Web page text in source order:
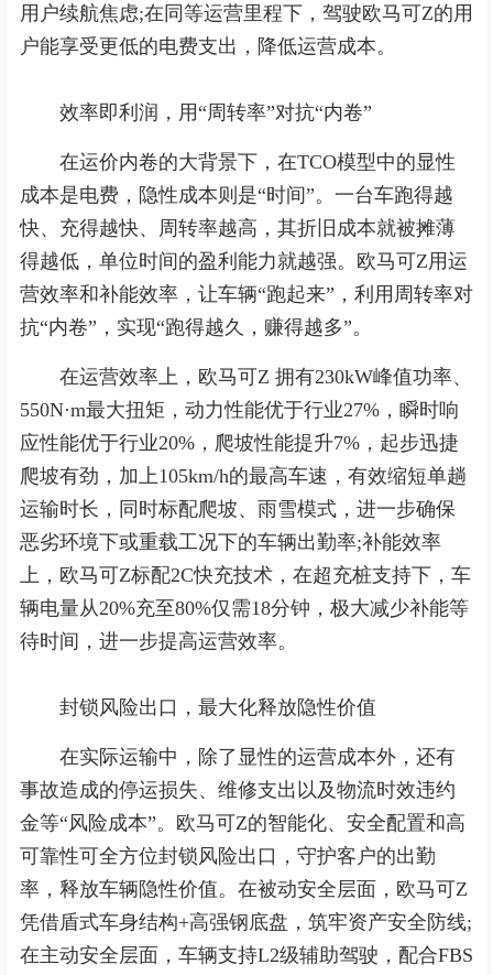
用户续航焦虑;在同等运营里程下，驾驶欧马可Z的用
户能享受更低的电费支出，降低运营成本。
效率即利润，用“周转率”对抗“内卷”
在运价内卷的大背景下，在TCO模型中的显性
成本是电费，隐性成本则是“时间”。一台车跑得越
快、充得越快、周转率越高，其折旧成本就被摊薄
得越低，单位时间的盈利能力就越强。欧马可Z用运
营效率和补能效率，让车辆“跑起来”，利用周转率对
抗“内卷”，实现“跑得越久，赚得越多”。
在运营效率上，欧马可Z 拥有230kW峰值功率、
550N·m最大扭矩，动力性能优于行业27%，瞬时响
应性能优于行业20%，爬坡性能提升7%，起步迅捷
爬坡有劲，加上105km/h的最高车速，有效缩短单趟
运输时长，同时标配爬坡、雨雪模式，进一步确保
恶劣环境下或重载工况下的车辆出勤率;补能效率
上，欧马可Z标配2C快充技术，在超充桩支持下，车
辆电量从20%充至80%仅需18分钟，极大减少补能等
待时间，进一步提高运营效率。
封锁风险出口，最大化释放隐性价值
在实际运输中，除了显性的运营成本外，还有
事故造成的停运损失、维修支出以及物流时效违约
金等“风险成本”。欧马可Z的智能化、安全配置和高
可靠性可全方位封锁风险出口，守护客户的出勤
率，释放车辆隐性价值。在被动安全层面，欧马可Z
凭借盾式车身结构+高强钢底盘，筑牢资产安全防线;
在主动安全层面，车辆支持L2级辅助驾驶，配合FBS